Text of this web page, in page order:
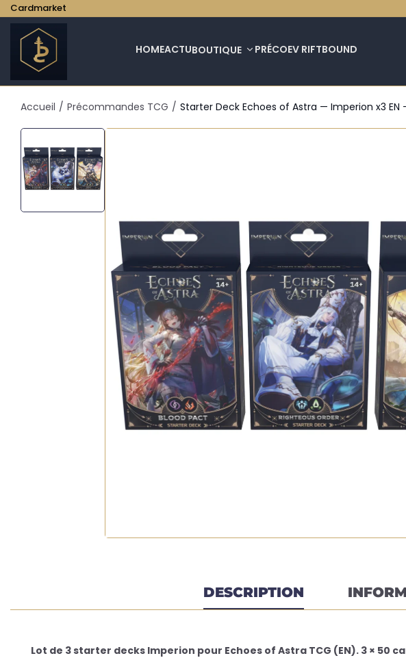
Cardmarket
HOMEACTUBOUTIQUE PRÉCOEV RIFTBOUND
Accueil / Précommandes TCG / Starter Deck Echoes of Astra — Imperion x3 EN
DESCRIPTION
Lot de 3 starter decks Imperion pour Echoes of Astra TCG (EN). 3 ×